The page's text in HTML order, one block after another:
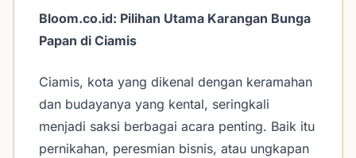
Bloom.co.id: Pilihan Utama Karangan Bunga
Papan di Ciamis
Ciamis, kota yang dikenal dengan keramahan
dan budayanya yang kental, seringkali
menjadi saksi berbagai acara penting. Baik itu
pernikahan, peresmian bisnis, atau ungkapan